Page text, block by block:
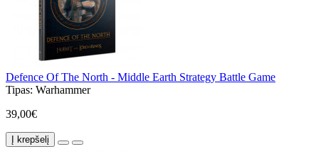
Defence Of The North - Middle Earth Strategy Battle Game
Tipas: Warhammer
39,00€
Į krepšelį